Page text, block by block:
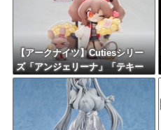
【アークナイツ】Cutiesシリー
ズ「アンジェリーナ」「テキー
ラ」デフォルメフィギュア【予